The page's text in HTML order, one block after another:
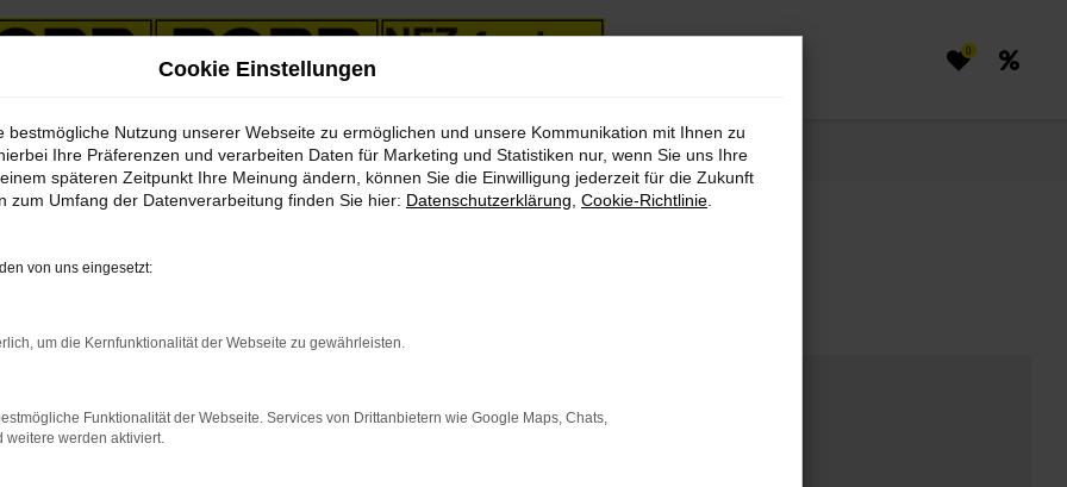
0
LKWs in unserem Fahrzeugmarkt finden
Cookie Einstellungen
bestmögliche Nutzung unserer Webseite zu ermöglichen und unsere Kommunikation mit Ihnen zu
Ihre Präferenzen und verarbeiten Daten für Marketing und Statistiken nur, wenn Sie uns Ihre
späteren Zeitpunkt Ihre Meinung ändern, können Sie die Einwilligung jederzeit für die Zukunft
zum Umfang der Datenverarbeitung finden Sie hier: Datenschutzerklärung Cookie-Richtlinie
von uns eingesetzt:
um die Kernfunktionalität der Webseite zu gewährleisten.
Funktionalität der Webseite. Services von Drittanbietern wie Google Maps, Chats,
weitere werden aktiviert.